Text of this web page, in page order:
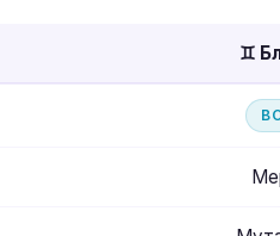
♊